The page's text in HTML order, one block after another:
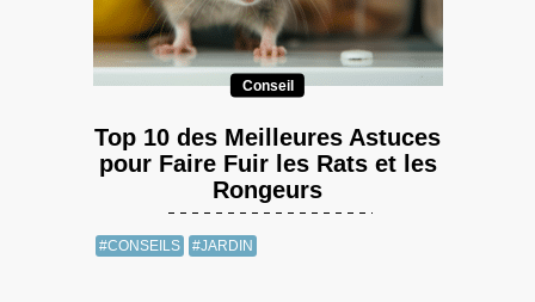
Conseil
Top 10 des Meilleures Astuces
pour Faire Fuir les Rats et les
Rongeurs
#CONSEILS #JARDIN